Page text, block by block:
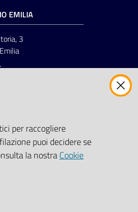
EMILIA
3
per raccogliere
puoi decidere se
la nostraCookie